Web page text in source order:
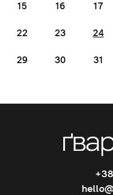
15 16 17
22 23 24
29 30 31